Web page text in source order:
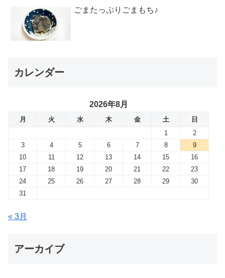
ごまたっぷりごまもち♪
カレンダー
2026年8月
月 火 水 木 金 土
日
1
2
3
4 5 6 7 8
9
10
11 12 13 14 15
16
17
18 19 20 21 22
23
24
25 26 27 28 29
30
31
« 3月
アーカイブ